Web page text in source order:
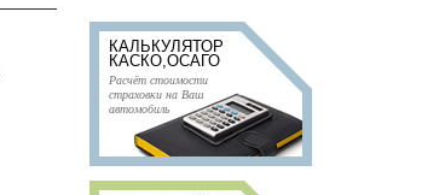
КАЛЬКУЛЯТОР
КАСКО,ОСАГО
Расчёт стоимости
страховки на Ваш
автомобиль